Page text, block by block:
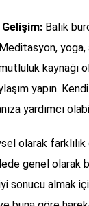
Balık
Meditasyon,
kaynağı
yapın.
yardımcı
olarak
genel olarak
sonucu almak